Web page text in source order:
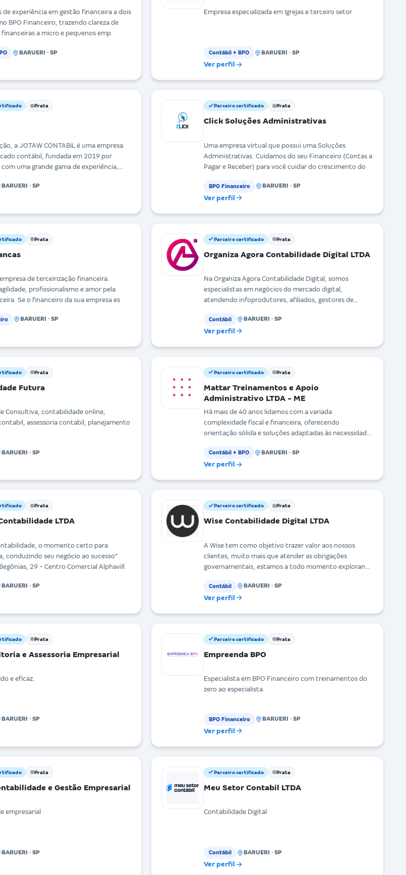
de experiência em gestão financeira a dois
BPO Financeiro, trazendo clareza de
a micro e pequenos emp
BARUERI · SP
Empresa especializada em Igrejas e terceiro setor
Contábil + BPO BARUERI · SP
Ver perfil
Prata
a JOTAW CONTABIL é uma empresa
contábil, fundada em 2019 por
uma grande gama de experiência,
BARUERI · SP
Parceiro certificado Prata
Click Soluções Administrativas
Uma empresa virtual que possui uma Soluções
Administrativas. Cuidamos do seu Financeiro (Contas a
Pagar e Receber) para você cuidar do crescimento do
BPO Financeiro BARUERI · SP
Ver perfil
Prata
de terceirização financeira.
profissionalismo e amor pela
Se o financeiro da sua empresa es
BARUERI · SP
Parceiro certificado Prata
Organiza Agora Contabilidade Digital LTDA
Na Organiza Agora Contabilidade Digital, somos
especialistas em negócios do mercado digital,
atendendo infoprodutores, afiliados, gestores de
Contábil BARUERI · SP
Ver perfil
Prata
Futura
Consultiva, contabilidade online,
assessoria contabil, planejamento
BARUERI · SP
Parceiro certificado Prata
Mattar Treinamentos e Apoio
Administrativo LTDA - ME
Há mais de 40 anos lidamos com a variada
complexidade fiscal e financeira, oferecendo
orientação sólida e soluções adaptadas às necessidades
Contábil + BPO BARUERI · SP
Ver perfil
Prata
LTDA
o momento certo para
conduzindo seu negócio ao sucesso"
29 - Centro Comercial Alphavill
BARUERI · SP
Parceiro certificado Prata
Wise Contabilidade Digital LTDA
A Wise tem como objetivo trazer valor aos nossos
clientes, muito mais que atender as obrigações
governamentais, estamos a todo momento explorando
Contábil BARUERI · SP
Ver perfil
Prata
e Assessoria Empresarial
e eficaz.
BARUERI · SP
Parceiro certificado Prata
Empreenda BPO
Especialista em BPO Financeiro com treinamentos do
zero ao especialista.
BPO Financeiro BARUERI · SP
Ver perfil
Prata
e Gestão Empresarial
empresarial
BARUERI · SP
Parceiro certificado Prata
Meu Setor Contabil LTDA
Contabilidade Digital
Contábil BARUERI · SP
Ver perfil